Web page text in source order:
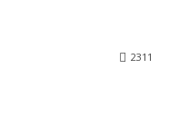
2311